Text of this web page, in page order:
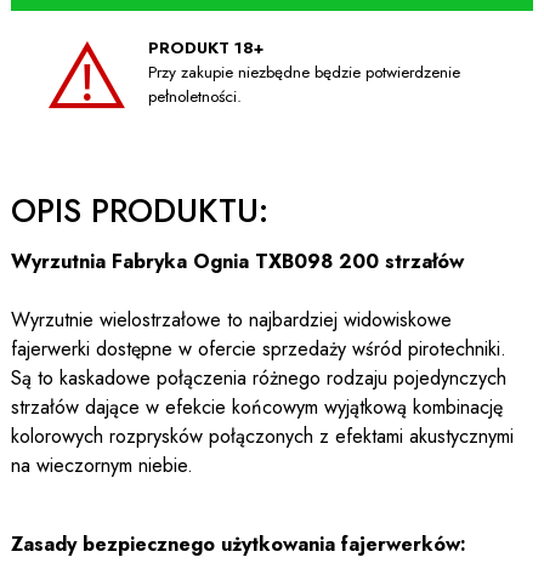
PRODUKT 18+
Przy zakupie niezbędne będzie potwierdzenie
pełnoletności.
OPIS PRODUKTU:
Wyrzutnia Fabryka Ognia TXB098 200 strzałów
Wyrzutnie wielostrzałowe to najbardziej widowiskowe
fajerwerki dostępne w ofercie sprzedaży wśród pirotechniki.
Są to kaskadowe połączenia różnego rodzaju pojedynczych
strzałów dające w efekcie końcowym wyjątkową kombinację
kolorowych rozprysków połączonych z efektami akustycznymi
na wieczornym niebie.
Zasady bezpiecznego użytkowania fajerwerków: